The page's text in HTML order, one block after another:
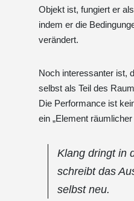
Objekt ist, fungiert er
indem er die
verändert.
Noch interessanter ist,
selbst als Teil des
Die Performance ist
ein „Element räumlicher
Klang dringt in
schreibt das
selbst neu.